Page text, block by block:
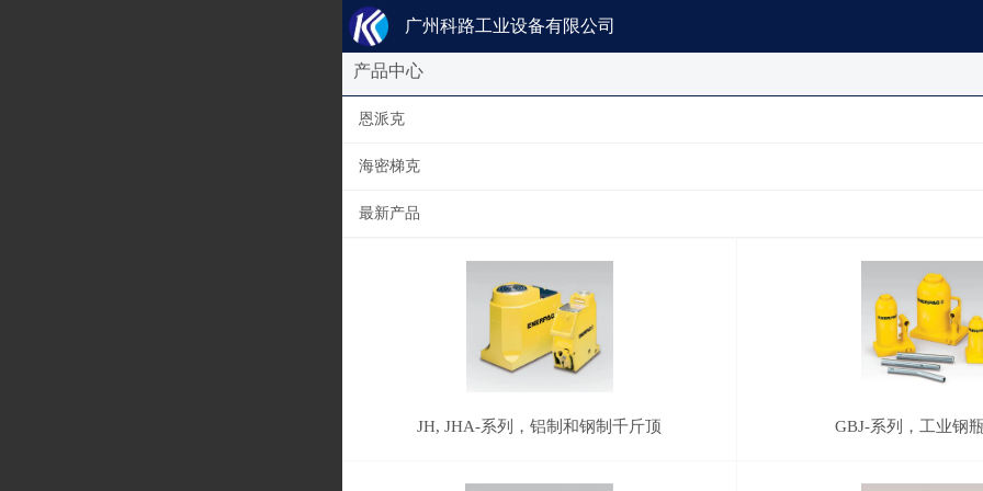
广州科路工业设备有限公司
产品中心
恩派克
海密梯克
最新产品
JH, JHA-系列，铝制和钢制千斤顶 GBJ-系列，工业钢